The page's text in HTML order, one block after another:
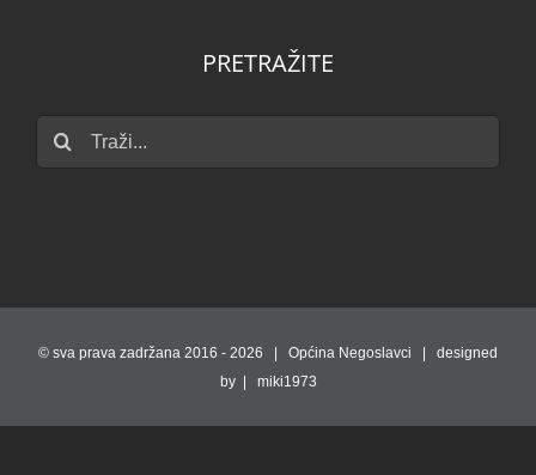
PRETRAŽITE
Traži...
© sva prava zadržana 2016 - 2026 | Općina Negoslavci | designed
by | miki1973